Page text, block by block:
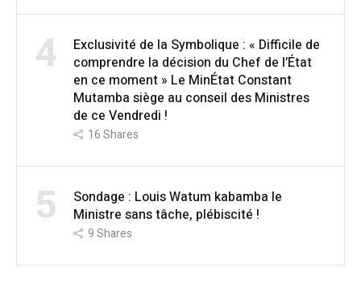
4
Exclusivité de la Symbolique : « Difficile de
comprendre la décision du Chef de l’État
en ce moment » Le MinÉtat Constant
Mutamba siège au conseil des Ministres
de ce Vendredi !
16Shares
5
Sondage : Louis Watum kabamba le
Ministre sans tâche, plébiscité !
9Shares